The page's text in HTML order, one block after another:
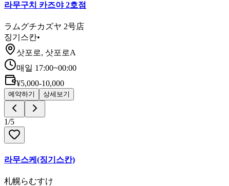
라무구치 카즈야 2호점
ラムグチカズヤ 2号店
징기스칸•
삿포로, 삿포로A
매일 17:00~00:00
¥5,000-10,000
예약하기 상세보기
1/5
라무스케(징기스칸)
札幌らむすけ